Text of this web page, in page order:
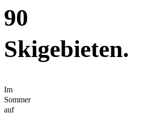
90
Skigebieten.
Im
Sommer
auf